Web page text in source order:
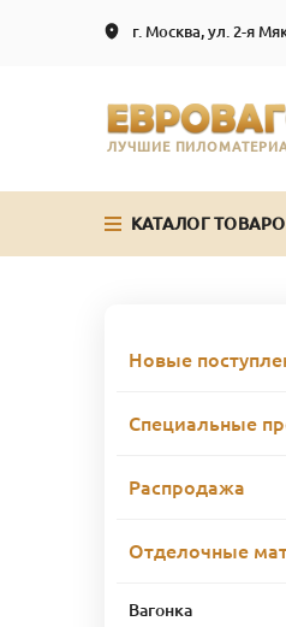
г. Москва, ул. 2-я
ЛУЧШИЕ
КАТАЛОГ
Новые
Специальные
Распродажа
Отделочные
Вагонка